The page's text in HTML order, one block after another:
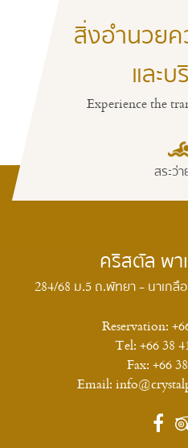
สิ่งอำนวย
และบ
Experience the
สระว่
ห้องอ
คริสตัล พา
284/68 ม.5 ถ.พัทยา - นาเกลื
Reservation:
Tel: +66 38
Fax: +66
Email: